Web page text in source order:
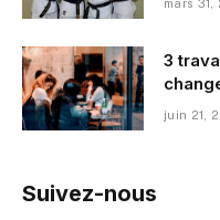
mars 31,
3
juin 21,
Suivez-nous